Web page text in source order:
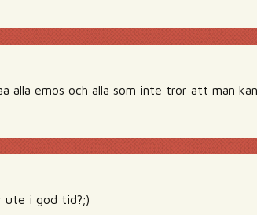
alla emos och alla som inte tror att man
ute i god tid?;)